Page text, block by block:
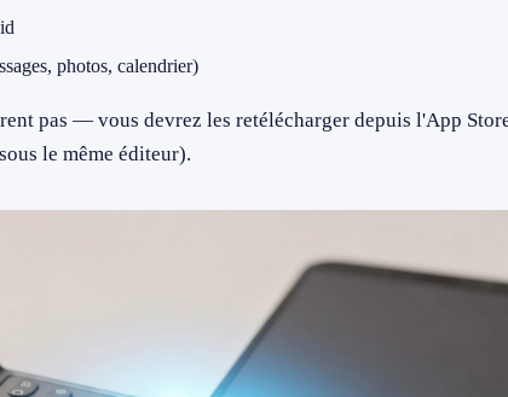
photos, calendrier)
pas — vous devrez les retélécharger depuis l'App
le même éditeur).